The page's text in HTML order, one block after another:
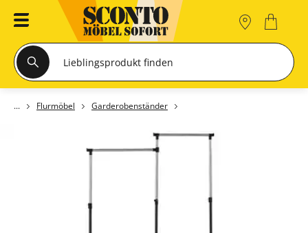
Flurmöbel Garderobenständer